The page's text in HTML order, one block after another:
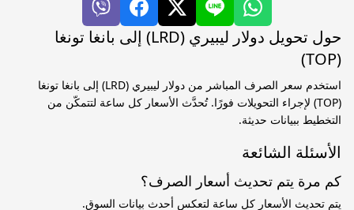
حول تحويل دولار ليبيري (LRD) إلى بانغا تونغا
(TOP)
استخدم سعر الصرف المباشر من دولار ليبيري (LRD) إلى بانغا تونغا
(TOP) لإجراء التحويلات فورًا. تُحدَّث الأسعار كل ساعة لتتمكّن من
التخطيط ببيانات حديثة.
الأسئلة الشائعة
كم مرة يتم تحديث أسعار الصرف؟
يتم تحديث الأسعار كل ساعة لتعكس أحدث بيانات السوق.